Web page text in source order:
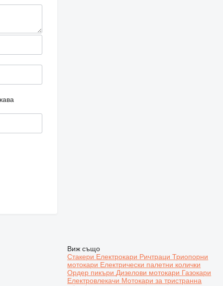
Виж също
Стакери Електрокари РичтрациТриопорни
мотокари Електрически палетни колички
Ордер пикъри Дизелови мотокари Газокари
Електровлекачи Мотокари за тристранна